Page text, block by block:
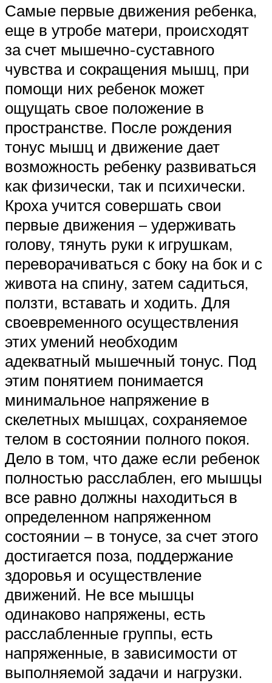
Самые первые движения ребенка,
еще в утробе матери, происходят
за счет мышечно-суставного
чувства и сокращения мышц, при
помощи них ребенок может
ощущать свое положение в
пространстве. После рождения
тонус мышц и движение дает
возможность ребенку развиваться
как физически, так и психически.
Кроха учится совершать свои
первые движения – удерживать
голову, тянуть руки к игрушкам,
переворачиваться с боку на бок и с
живота на спину, затем садиться,
ползти, вставать и ходить. Для
своевременного осуществления
этих умений необходим
адекватный мышечный тонус. Под
этим понятием понимается
минимальное напряжение в
скелетных мышцах, сохраняемое
телом в состоянии полного покоя.
Дело в том, что даже если ребенок
полностью расслаблен, его мышцы
все равно должны находиться в
определенном напряженном
состоянии – в тонусе, за счет этого
достигается поза, поддержание
здоровья и осуществление
движений. Не все мышцы
одинаково напряжены, есть
расслабленные группы, есть
напряженные, в зависимости от
выполняемой задачи и нагрузки.